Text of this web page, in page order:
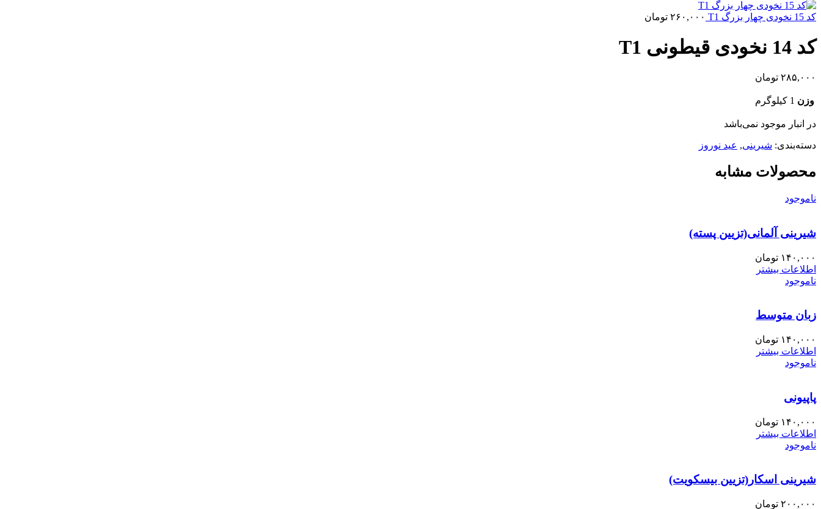
کد 15 نخودی چهار بزرگ T1 ۲۶۰,۰۰۰ تومان
کد 14 نخودی قیطونی T1
۲۸۵,۰۰۰ تومان
وزن 1 کیلوگرم
در انبار موجود نمی‌باشد
دسته‌بندی: شیرینی, عید نوروز
محصولات مشابه
ناموجود
شیرینی آلمانی(تزیین پسته)
۱۴۰,۰۰۰ تومان
اطلاعات بیشتر
ناموجود
زبان متوسط
۱۴۰,۰۰۰ تومان
اطلاعات بیشتر
ناموجود
پاپیونی
۱۴۰,۰۰۰ تومان
اطلاعات بیشتر
ناموجود
شیرینی اسکار(تزیین بیسکویت)
۲۰۰,۰۰۰ تومان